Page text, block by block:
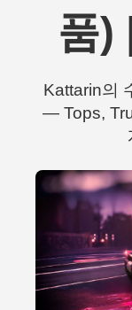
품)
Kattarin의
— Tops,